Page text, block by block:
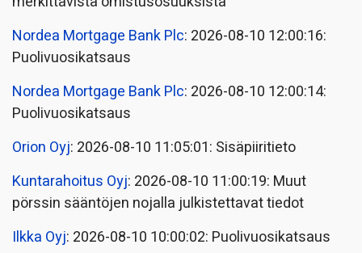
Nordea Mortgage Bank Plc: 2026-08-10 12:00:16:
Puolivuosikatsaus
Nordea Mortgage Bank Plc: 2026-08-10 12:00:14:
Puolivuosikatsaus
Orion Oyj: 2026-08-10 11:05:01: Sisäpiiritieto
Kuntarahoitus Oyj: 2026-08-10 11:00:19: Muut
pörssin sääntöjen nojalla julkistettavat tiedot
Ilkka Oyj: 2026-08-10 10:00:02: Puolivuosikatsaus